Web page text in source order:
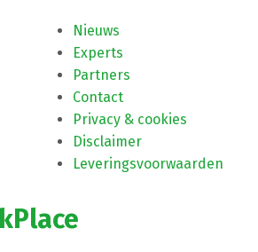
Nieuws
Experts
Partners
Contact
Privacy & cookies
Disclaimer
Leveringsvoorwaarden